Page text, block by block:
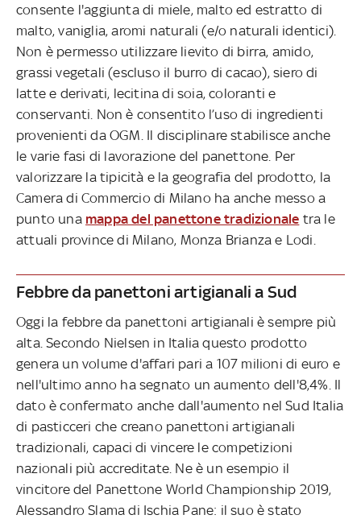
consente l'aggiunta di miele, malto ed estratto di
malto, vaniglia, aromi naturali (e/o naturali identici).
Non è permesso utilizzare lievito di birra, amido,
grassi vegetali (escluso il burro di cacao), siero di
latte e derivati, lecitina di soia, coloranti e
conservanti. Non è consentito l’uso di ingredienti
provenienti da OGM. Il disciplinare stabilisce anche
le varie fasi di lavorazione del panettone. Per
valorizzare la tipicità e la geografia del prodotto, la
Camera di Commercio di Milano ha anche messo a
punto una mappa del panettone tradizionale tra le
attuali province di Milano, Monza Brianza e Lodi.
Febbre da panettoni artigianali a Sud
Oggi la febbre da panettoni artigianali è sempre più
alta. Secondo Nielsen in Italia questo prodotto
genera un volume d'affari pari a 107 milioni di euro e
nell'ultimo anno ha segnato un aumento dell'8,4%. Il
dato è confermato anche dall'aumento nel Sud Italia
di pasticceri che creano panettoni artigianali
tradizionali, capaci di vincere le competizioni
nazionali più accreditate. Ne è un esempio il
vincitore del Panettone World Championship 2019,
Alessandro Slama di Ischia Pane: il suo è stato